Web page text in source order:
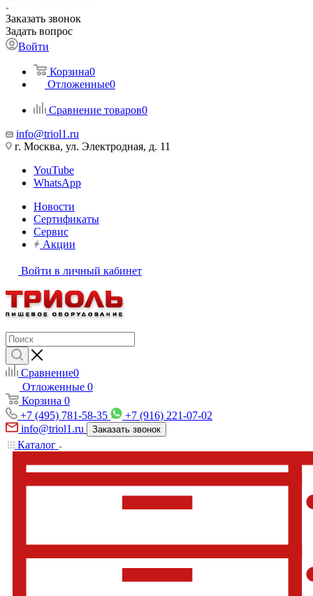
Заказать звонок
Задать вопрос
Войти
Корзина0
Отложенные0
Сравнение товаров0
info@triol1.ru
г. Москва, ул. Электродная, д. 11
YouTube
WhatsApp
Новости
Сертификаты
Сервис
Акции
Войти в личный кабинет
Сравнение0
Отложенные 0
Корзина 0
+7 (495) 781-58-35
+7 (916) 221-07-02
info@triol1.ru
Заказать звонок
Каталог